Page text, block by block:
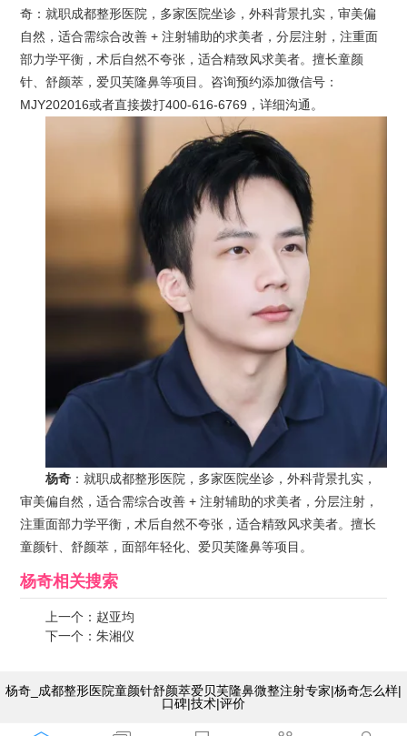
奇：就职成都整形医院，多家医院坐诊，外科背景扎实，审美偏
自然，适合需综合改善 + 注射辅助的求美者，分层注射，注重面
部力学平衡，术后自然不夸张，适合精致风求美者。擅长童颜
针、舒颜萃，爱贝芙隆鼻等项目。咨询预约添加微信号：
MJY202016或者直接拨打400-616-6769，详细沟通。
杨奇 ：就职成都整形医院，多家医院坐诊，外科背景扎实，
审美偏自然，适合需综合改善 + 注射辅助的求美者，分层注射，
注重面部力学平衡，术后自然不夸张，适合精致风求美者。擅长
童颜针、舒颜萃，面部年轻化、爱贝芙隆鼻等项目。
杨奇相关搜索
上一个： 赵亚均
下一个：朱湘仪
杨奇_成都整形医院童颜针舒颜萃爱贝芙隆鼻微整注射专家|杨奇怎么样|
口碑|技术|评价